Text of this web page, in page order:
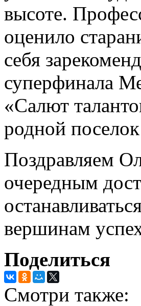
высоте.
оценило
себя
суперфинала
«Салют
родной
Поздравляем
очередным
вершинам
Поделиться
Смотри также: